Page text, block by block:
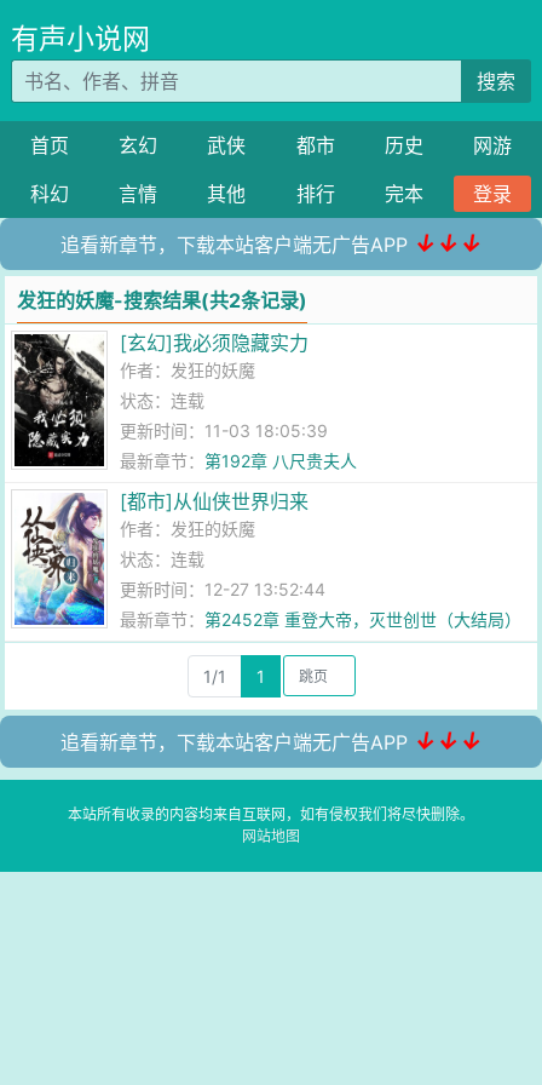
有声小说网
搜索
首页 玄幻 武侠 都市 历史
网游
科幻
言情 其他 排行 完本 登录
追看新章节，下载本站客户端无广告APP ↓↓↓
发狂的妖魔-搜索结果(共2条记录)
[玄幻]我必须隐藏实力
作者： 发狂的妖魔
状态：连载
更新时间：11-03 18:05:39
最新章节：第192章 八尺贵夫人
[都市]从仙侠世界归来
作者： 发狂的妖魔
状态：连载
更新时间：12-27 13:52:44
最新章节：第2452章 重登大帝，灭世创世（大结局）
1/1 1
追看新章节，下载本站客户端无广告APP ↓↓↓
本站所有收录的内容均来自互联网，如有侵权我们将尽快删除。
网站地图